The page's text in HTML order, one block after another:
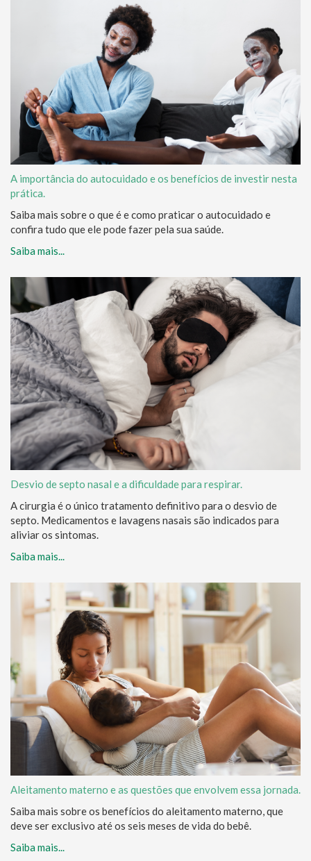
A importância do autocuidado e os benefícios de investir nesta
prática.
Saiba mais sobre o que é e como praticar o autocuidado e
confira tudo que ele pode fazer pela sua saúde.
Saiba mais...
Desvio de septo nasal e a dificuldade para respirar.
A cirurgia é o único tratamento definitivo para o desvio de
septo. Medicamentos e lavagens nasais são indicados para
aliviar os sintomas.
Saiba mais...
Aleitamento materno e as questões que envolvem essa jornada.
Saiba mais sobre os benefícios do aleitamento materno, que
deve ser exclusivo até os seis meses de vida do bebê.
Saiba mais...